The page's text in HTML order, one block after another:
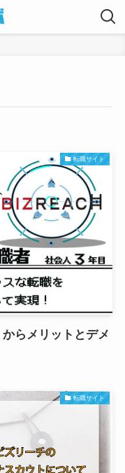
転職サイト
らメリットとデメ
転職サイト